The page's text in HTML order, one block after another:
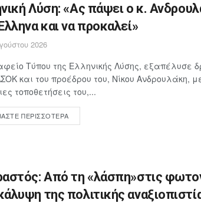
Λύση: «Ας πάψει ο κ.
και να προκαλεί»
2026
Τύπου της Ελληνικής Λύσης, εξαπέλυσε
και του προέδρου του, Νίκου Ανδρουλάκη,
τοποθετήσεις του,...
ΠΕΡΙΣΣΌΤΕΡΑ
Από τη «λάσπη»στις
της πολιτικής